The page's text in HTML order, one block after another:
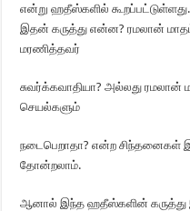
என்று ஹதீஸ்களில் கூறப்பட்டுள்ளது.
இதன் கருத்து என்ன? ரமலான்
மரணித்தவர்
சுவர்க்கவாதியா? அல்லது
செயல்களும்
நடைபெறாதா? என்ற சிந்தனைகள்
தோன்றலாம்.
ஆனால் இந்த ஹதீஸ்களின் கருத்து